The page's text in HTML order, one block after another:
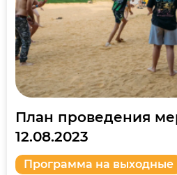
План проведения
12.08.2023
Программа на выходные